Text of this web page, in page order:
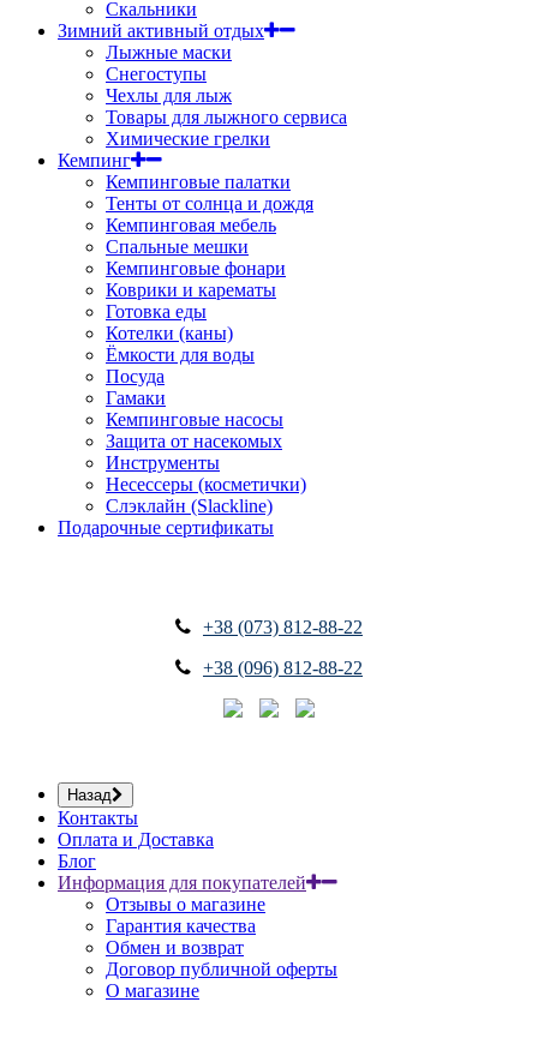
Скальники
Зимний активный отдых
Лыжные маски
Снегоступы
Чехлы для лыж
Товары для лыжного сервиса
Химические грелки
Кемпинг
Кемпинговые палатки
Тенты от солнца и дождя
Кемпинговая мебель
Спальные мешки
Кемпинговые фонари
Коврики и карематы
Готовка еды
Котелки (каны)
Ёмкости для воды
Посуда
Гамаки
Кемпинговые насосы
Защита от насекомых
Инструменты
Несессеры (косметички)
Слэклайн (Slackline)
Подарочные сертификаты
+38 (073) 812-88-22
+38 (096) 812-88-22
Назад
Контакты
Оплата и Доставка
Блог
Информация для покупателей
Отзывы о магазине
Гарантия качества
Обмен и возврат
Договор публичной оферты
О магазине